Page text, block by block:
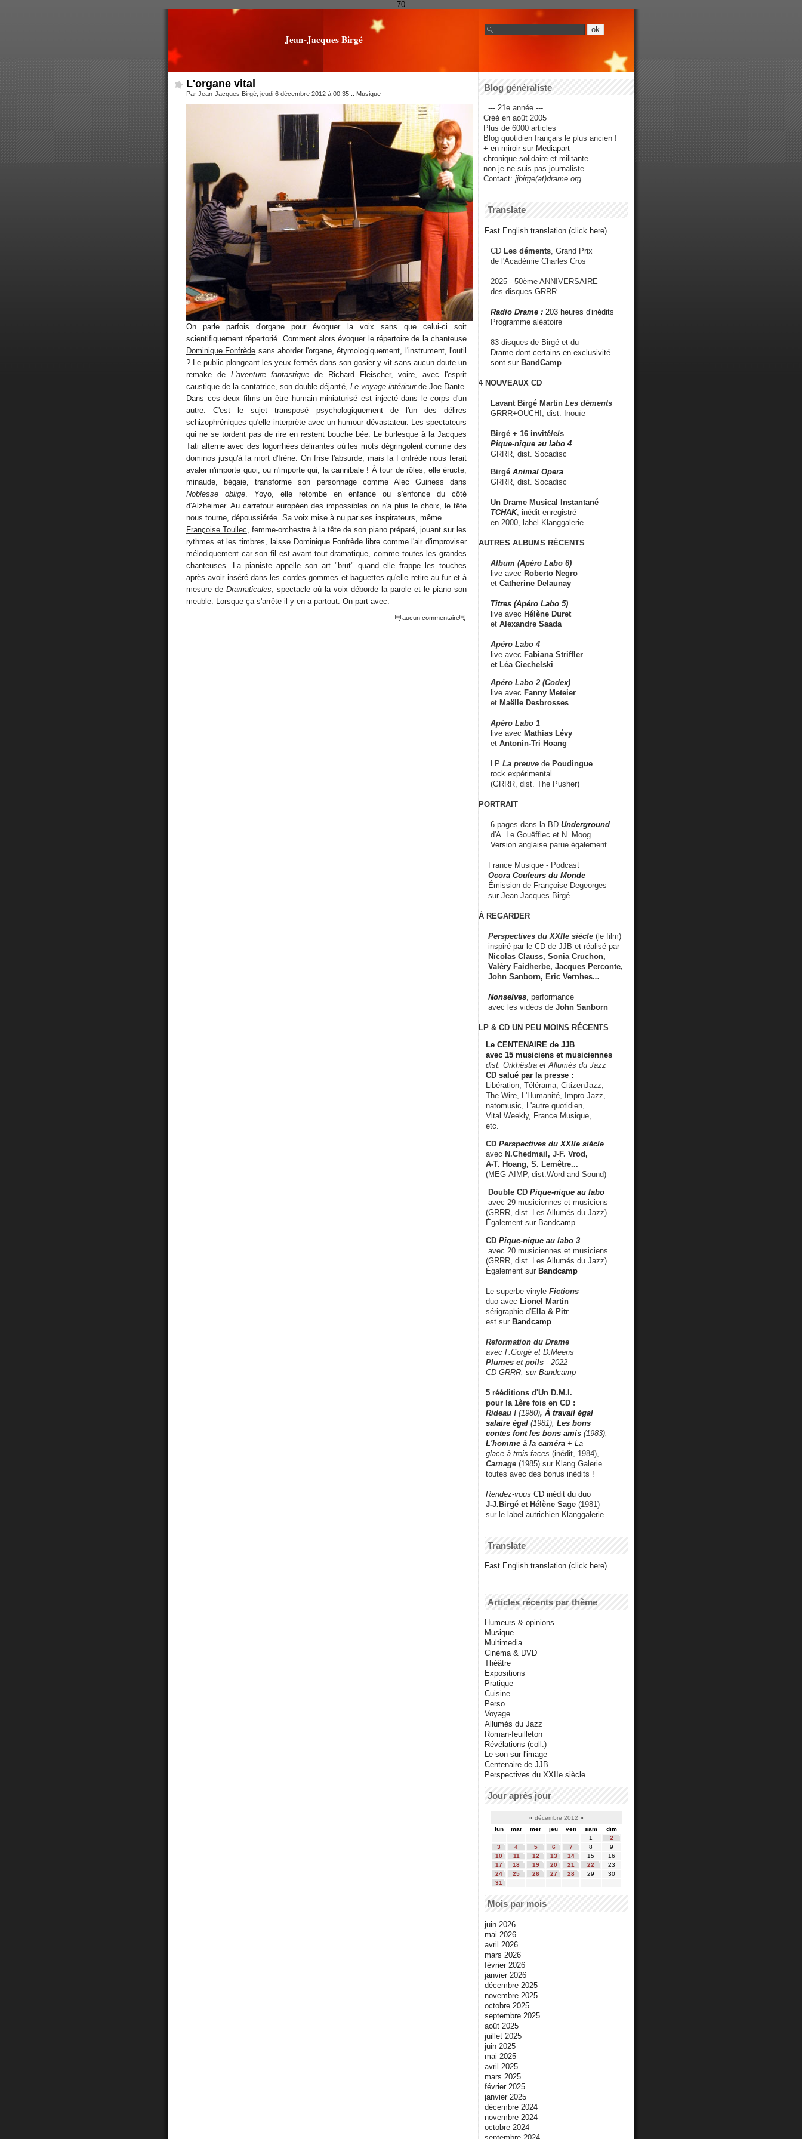
70
Jean-Jacques Birgé
L'organe vital
Par Jean-Jacques Birgé, jeudi 6 décembre 2012 à 00:35 :: Musique
On parle parfois d'organe pour évoquer la voix sans que celui-ci soit
scientifiquement répertorié. Comment alors évoquer le répertoire de la chanteuse
Dominique Fonfrède sans aborder l'organe, étymologiquement, l'instrument, l'outil
? Le public plongeant les yeux fermés dans son gosier y vit sans aucun doute un
remake de L'aventure fantastique de Richard Fleischer, voire, avec l'esprit
caustique de la cantatrice, son double déjanté, Le voyage intérieurde Joe Dante.
Dans ces deux films un être humain miniaturisé est injecté dans le corps d'un
autre. C'est le sujet transposé psychologiquement de l'un des délires
schizophréniques qu'elle interprète avec un humour dévastateur. Les spectateurs
qui ne se tordent pas de rire en restent bouche bée. Le burlesque à la Jacques
Tati alterne avec des logorrhées délirantes où les mots dégringolent comme des
dominos jusqu'à la mort d'Irène. On frise l'absurde, mais la Fonfrède nous ferait
avaler n'importe quoi, ou n'importe qui, la cannibale ! À tour de rôles, elle éructe,
minaude, bégaie, transforme son personnage comme Alec Guiness dans
Noblesse oblige . Yoyo, elle retombe en enfance ou s'enfonce du côté
d'Alzheimer. Au carrefour européen des impossibles on n'a plus le choix, le tête
nous tourne, dépoussiérée. Sa voix mise à nu par ses inspirateurs, même.
Françoise Toullec , femme-orchestre à la tête de son piano préparé, jouant sur les
rythmes et les timbres, laisse Dominique Fonfrède libre comme l'air d'improviser
mélodiquement car son fil est avant tout dramatique, comme toutes les grandes
chanteuses. La pianiste appelle son art "brut" quand elle frappe les touches
après avoir inséré dans les cordes gommes et baguettes qu'elle retire au fur et à
mesure de Dramaticules , spectacle où la voix déborde la parole et le piano son
meuble. Lorsque ça s'arrête il y en a partout. On part avec.
aucun commentaire
Blog généraliste
--- 21e année ---
Créé en août 2005
Plus de 6000 articles
Blog quotidien français le plus ancien !
+ en miroir sur Mediapart
chronique solidaire et militante
non je ne suis pas journaliste
Contact: jjbirge(at)drame.org
Translate
Fast English translation (click here)
CD Les déments , Grand Prix
de l'Académie Charles Cros
2025 - 50ème ANNIVERSAIRE
des disques GRRR
Radio Drame : 203 heures d'inédits
Programme aléatoire
83 disques de Birgé et du
Drame dont certains en exclusivité
sont sur BandCamp
4 NOUVEAUX CD
Lavant Birgé Martin Les déments
GRRR+OUCH!, dist. Inouïe
Birgé + 16 invité/e/s
Pique-nique au labo 4
GRRR, dist. Socadisc
Birgé Animal Opera
GRRR, dist. Socadisc
Un Drame Musical Instantané
TCHAK, inédit enregistré
en 2000, label Klanggalerie
AUTRES ALBUMS RÉCENTS
Album (Apéro Labo 6)
live avec Roberto Negro
et Catherine Delaunay
Titres (Apéro Labo 5)
live avec Hélène Duret
et Alexandre Saada
Apéro Labo 4
live avec Fabiana Striffler
et Léa Ciechelski
Apéro Labo 2 (Codex)
live avec Fanny Meteier
et Maëlle Desbrosses
Apéro Labo 1
live avec Mathias Lévy
et Antonin-Tri Hoang
LP La preuve de Poudingue
rock expérimental
(GRRR, dist. The Pusher)
PORTRAIT
6 pages dans la BD Underground
d'A. Le Gouëfflec et N. Moog
Version anglaise parue également
France Musique - Podcast
Ocora Couleurs du Monde
Émission de Françoise Degeorges
sur Jean-Jacques Birgé
À REGARDER
Perspectives du XXIIe siècle (le film)
inspiré par le CD de JJB et réalisé par
Nicolas Clauss, Sonia Cruchon,
Valéry Faidherbe, Jacques Perconte,
John Sanborn, Eric Vernhes...
Nonselves , performance
avec les vidéos de John Sanborn
LP & CD UN PEU MOINS RÉCENTS
Le CENTENAIRE de JJB
avec 15 musiciens et musiciennes
dist. Orkhêstra et Allumés du Jazz
CD salué par la presse :
Libération, Télérama, CitizenJazz,
The Wire, L'Humanité, Impro Jazz,
natomusic, L'autre quotidien,
Vital Weekly, France Musique,
etc.
CD Perspectives du XXIIe siècle
avec N.Chedmail, J-F. Vrod,
A-T. Hoang, S. Lemêtre...
(MEG-AIMP, dist.Word and Sound)
Double CD Pique-nique au labo
avec 29 musiciennes et musiciens
(GRRR, dist. Les Allumés du Jazz)
Également sur Bandcamp
CD Pique-nique au labo 3
avec 20 musiciennes et musiciens
(GRRR, dist. Les Allumés du Jazz)
Également sur Bandcamp
Le superbe vinyle Fictions
duo avec Lionel Martin
sérigraphie d'Ella & Pitr
est sur Bandcamp
Reformation du Drame
avec F.Gorgé et D.Meens
Plumes et poils - 2022
CD GRRR, sur Bandcamp
5 rééditions d'Un D.M.I.
pour la 1ère fois en CD :
Rideau ! (1980), À travail égal
salaire égal (1981), Les bons
contes font les bons amis (1983),
L'homme à la caméra + La
glace à trois faces (inédit, 1984),
Carnage (1985) sur Klang Galerie
toutes avec des bonus inédits !
Rendez-vous CD inédit du duo
J-J.Birgé et Hélène Sage (1981)
sur le label autrichien Klanggalerie
Translate
Fast English translation (click here)
Articles récents par thème
Humeurs & opinions
Musique
Multimedia
Cinéma & DVD
Théâtre
Expositions
Pratique
Cuisine
Perso
Voyage
Allumés du Jazz
Roman-feuilleton
Révélations (coll.)
Le son sur l'image
Centenaire de JJB
Perspectives du XXIIe siècle
Jour après jour
« décembre 2012 »
lun
mar mer jeu ven sam
dim
1
2
3
4 5 6 7 8
9
10
11 12 13 14 15
16
17
18 19 20 21 22
23
24
25 26 27 28 29
30
31
Mois par mois
juin 2026
mai 2026
avril 2026
mars 2026
février 2026
janvier 2026
décembre 2025
novembre 2025
octobre 2025
septembre 2025
août 2025
juillet 2025
juin 2025
mai 2025
avril 2025
mars 2025
février 2025
janvier 2025
décembre 2024
novembre 2024
octobre 2024